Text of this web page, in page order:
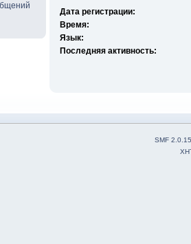
Дата регистрации:
Время:
Язык:
Последняя активность:
SMF 2.0.15